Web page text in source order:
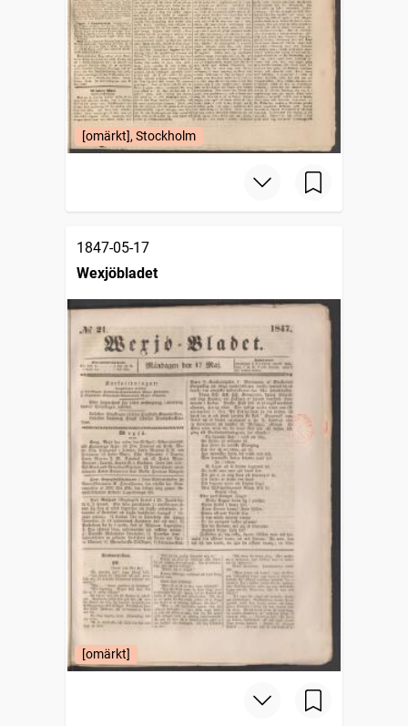
[omärkt], Stockholm
1847-05-17
Wexjöbladet
[omärkt]